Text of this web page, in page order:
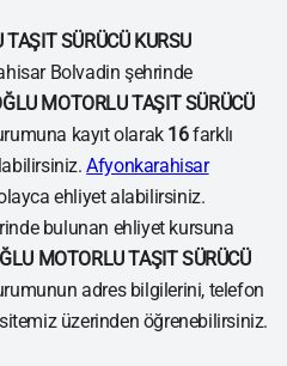
SÜRÜCÜ KURSU
Bolvadin şehrinde
MOTORLU TAŞIT SÜRÜCÜ
kayıt olarak 16farklı
Afyonkarahisar
ehliyet alabilirsiniz.
bulunan ehliyet kursuna
MOTORLU TAŞIT SÜRÜCÜ
adres bilgilerini, telefon
üzerinden öğrenebilirsiniz.